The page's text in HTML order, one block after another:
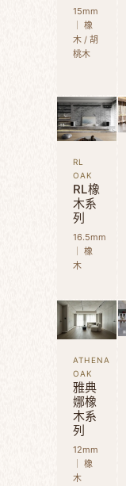
15mm
｜ 橡
木 / 胡
桃木
RL
OAK
RL橡
木系
列
16.5mm
｜ 橡
木
ATHENA
OAK
雅典
娜橡
木系
列
12mm
｜ 橡
木